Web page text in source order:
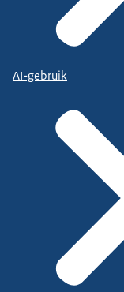
AI-gebruik